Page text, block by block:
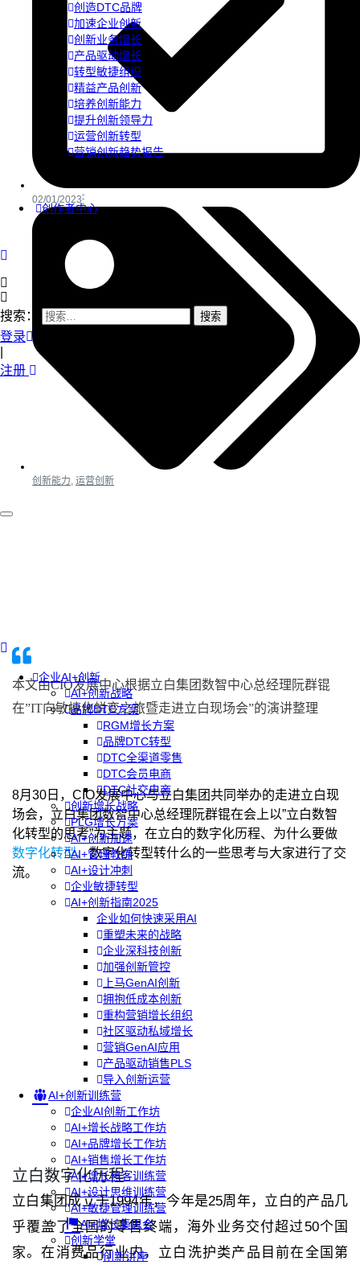
创造DTC品牌
加速企业创新
创新业务增长
产品驱动增长
转型敏捷组织
精益产品创新
培养创新能力
提升创新领导力
运营创新转型
营销创新趋势报告
创作者中心
搜索：
登录
注册
企业AI+创新
AI+创新战略
品牌DTC方案
RGM增长方案
品牌DTC转型
DTC全渠道零售
DTC会员电商
DTC社交电商
创新增长战略
PLG增长方案
AI+创新加速
AI+管理教练
AI+设计冲刺
企业敏捷转型
AI+创新指南2025
企业如何快速采用AI
重塑未来的战略
企业深科技创新
加强创新管控
上马GenAI创新
拥抱低成本创新
重构营销增长组织
社区驱动私域增长
营销GenAI应用
产品驱动销售PLS
导入创新运营
AI+创新训练营
企业AI创新工作坊
AI+增长战略工作坊
AI+品牌增长工作坊
AI+销售增长工作坊
AI+增长黑客训练营
AI+设计思维训练营
AI+敏捷管理训练营
AI+增长集思会
创新学堂
创新讲座
02/01/2023
创新能力 运营创新
本文由CIO发展中心根据立白集团数智中心总经理阮群锟
在”IT向敏捷化蜕变之旅暨走进立白现场会”的演讲整理
8月30日，CIO发展中心与立白集团共同举办的走进立白现
场会，立白集团数智中心总经理阮群锟在会上以”立白数智
化转型的思考”为主题，在立白的数字化历程、为什么要做
数字化转型、数字化转型转什么的一些思考与大家进行了交
流。
立白数字化历程
立白集团成立于1994年，今年是25周年，立白的产品几
乎覆盖了全国的零售终端，海外业务交付超过50个国
家。在消费品行业内，立白洗护类产品目前在全国第